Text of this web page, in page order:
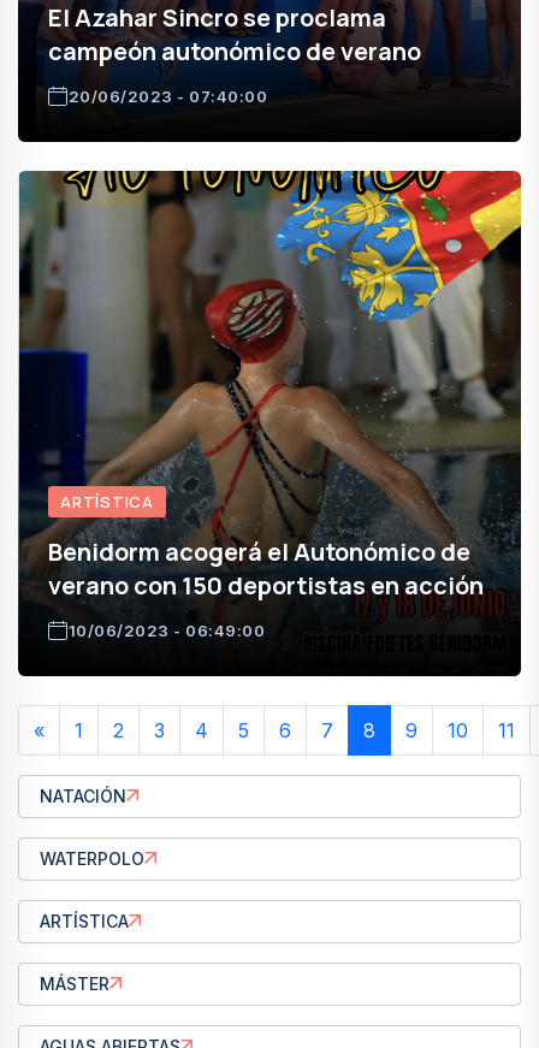
El Azahar Sincro se proclama
campeón autonómico de verano
20/06/2023 - 07:40:00
ARTÍSTICA
Benidorm acogerá el Autonómico de
verano con 150 deportistas en acción
10/06/2023 - 06:49:00
« 1 2 3 4 5 6 7 8 9 10 11
NATACIÓN
WATERPOLO
ARTÍSTICA
MÁSTER